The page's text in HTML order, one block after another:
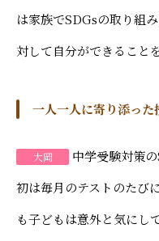
は家族でSDGsの取り組
対して自分ができること
一人一人に寄り添った
大岡
中学受験対策
初は毎月のテストのたび
も子どもは意外と気にし